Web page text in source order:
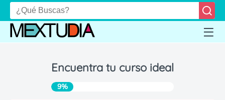
Encuentra tu curso ideal
9%